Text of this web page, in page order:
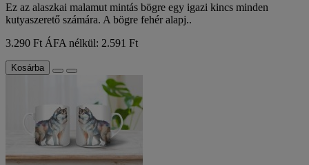
Ez az alaszkai malamut mintás bögre egy igazi kincs minden
kutyaszerető számára. A bögre fehér alapj..
3.290 Ft ÁFA nélkül: 2.591 Ft
Kosárba